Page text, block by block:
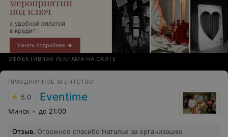
ЭФФЕКТИВНАЯ РЕКЛАМА НА САЙТЕ
ПРАЗДНИЧНОЕ АГЕНТСТВО
5.0 Eventime
Минск до 21:00
Отзыв. Огромное спасибо Наталье за организацию